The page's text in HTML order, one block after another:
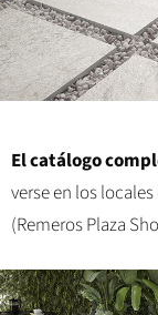
El catálogo
verse en los
(Remeros Plaza